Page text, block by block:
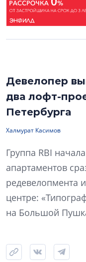
Девелопер
два лофт-
Петербурга
Халмурат Касимов
Группа RBI
апартаментов
редевелопмента
центре:
на Большой